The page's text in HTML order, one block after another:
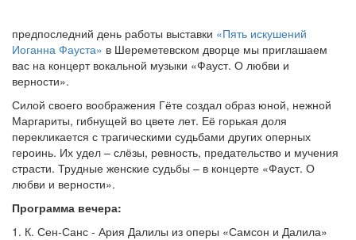
предпоследний день работы выставки «Пять искушений
Иоганна Фауста» в Шереметевском дворце мы приглашаем
вас на концерт вокальной музыки «Фауст. О любви и
верности».
Силой своего воображения Гёте создал образ юной, нежной
Маргариты, гибнущей во цвете лет. Её горькая доля
перекликается с трагическими судьбами других оперных
героинь. Их удел – слёзы, ревность, предательство и мучения
страсти. Трудные женские судьбы – в концерте «Фауст. О
любви и верности».
Программа вечера:
1. К. Сен-Санс - Ария Далилы из оперы «Самсон и Далила»